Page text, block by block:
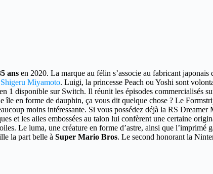
ans en 2020. La marque au félin s’associe au fabricant japonais
Shigeru Miyamoto. Luigi, la princesse Peach ou Yoshi sont
1 disponible sur Switch. Il réunit les épisodes commercialisés
île en forme de dauphin, ça vous dit quelque chose ? Le
moins intéressante. Si vous possédez déjà la RS
et les ailes embossées au talon lui confèrent une certaine
Le luma, une créature en forme d’astre, ainsi que
la part belle à Super Mario Bros. Le second honorant la